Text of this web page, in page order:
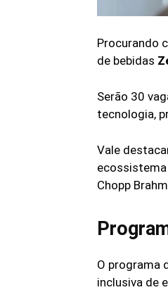
Procurando
de bebidas
Serão 30
tecnologia,
Vale
ecossistema
Chopp
O programa
inclusiva de